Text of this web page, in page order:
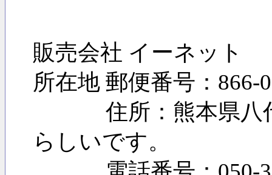
販売会社 イーネット
所在地 郵便番号：866-
住所：熊本県八代
らしいです。